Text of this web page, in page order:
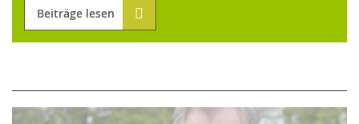
Beiträge lesen